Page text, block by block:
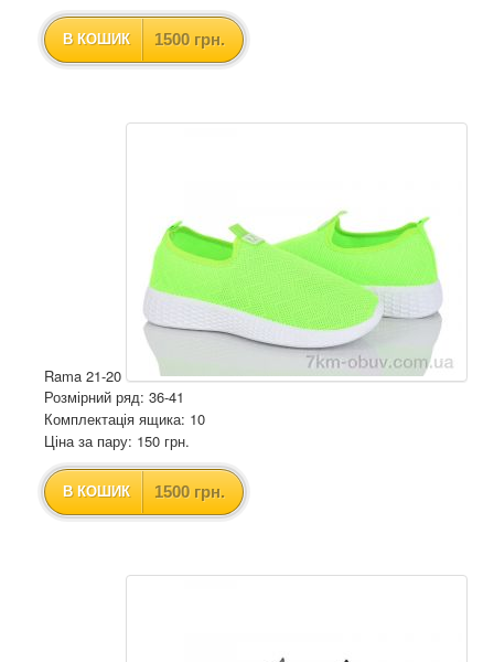
В КОШИК 1500 грн.
Rama 21-20
Розмірний ряд: 36-41
Комплектація ящика: 10
Ціна за пару: 150 грн.
В КОШИК 1500 грн.